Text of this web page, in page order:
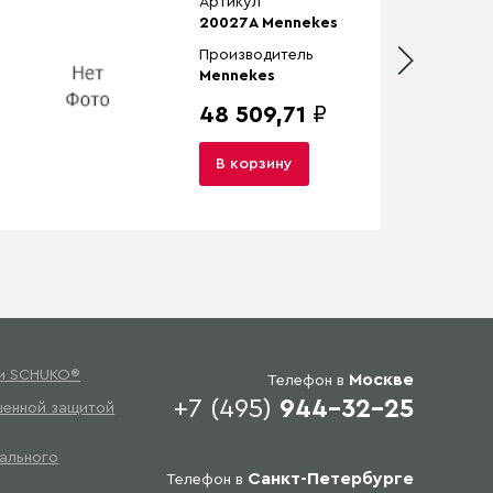
20027A Mennekes
Производитель
Mennekes
48 509,71 ₽
В корзину
SCHUKO®
защитой
Телефон в Москве
+7 (495) 944-32-25
Телефон в Санкт-Петербурге